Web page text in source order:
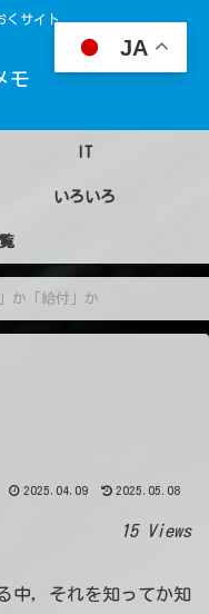
くサイト
モ
IT
いろいろ
か「給付」か
2025.04.09 2025.05.08
15 Views
中，それを知ってか知
JA